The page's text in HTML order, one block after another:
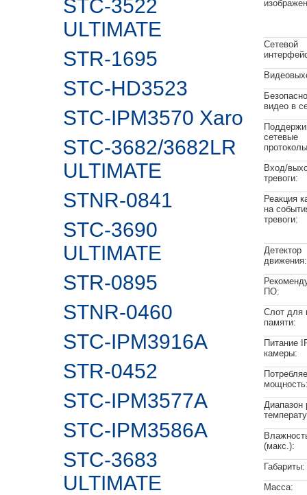
STC-3522
ULTIMATE
STR-1695
STC-HD3523
STC-IPM3570 Xaro
STC-3682/3682LR
ULTIMATE
STNR-0841
STC-3690
ULTIMATE
STR-0895
STNR-0460
STC-IPM3916A
STR-0452
STC-IPM3577A
STC-IPM3586A
STC-3683
ULTIMATE
Сетевой
видео в
сетевые
Вход/
тревоги:
Реакция
на
тревоги:
Детектор
движения:
ПО:
Слот для
памяти:
Питание
камеры:
Диапазон
(макс.):
Габариты:
Масса: